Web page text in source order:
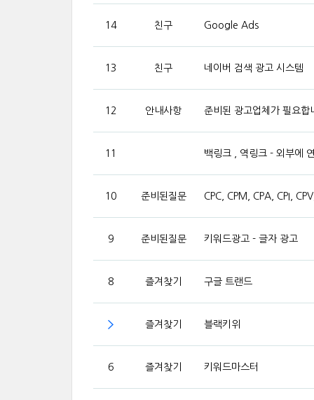
14 친구 Google Ads
13 친구 네이버 검색 광고 시스템
12 안내사항 준비된 광고업체가 필요합
11 백링크 , 역링크 - 외부에
10 준비된질문 CPC, CPM, CPA, CPI,
9 준비된질문 키워드광고 - 글자 광고
8 즐겨찾기 구글 트랜드
즐겨찾기 블랙키위
6 즐겨찾기 키워드마스터